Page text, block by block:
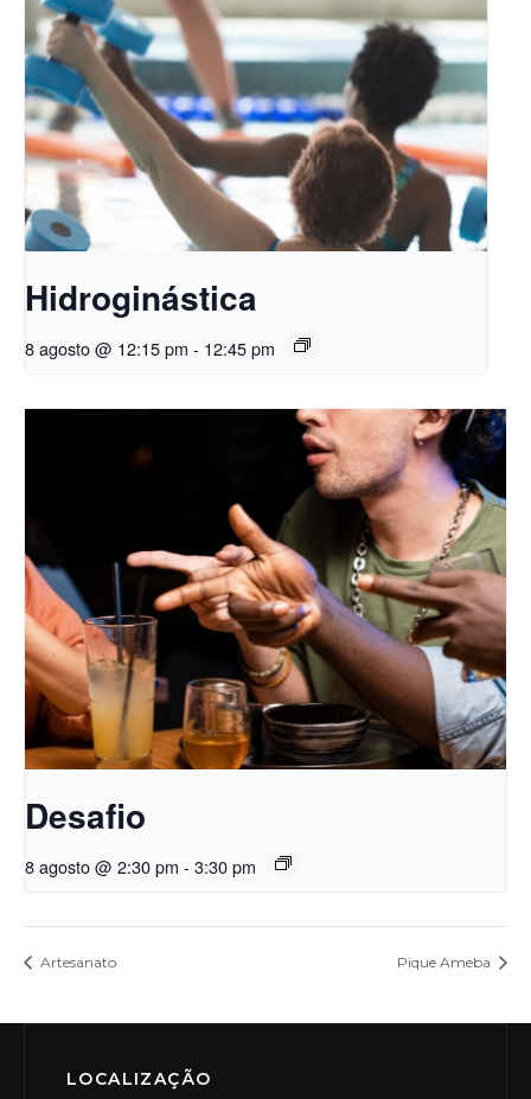
Hidroginástica
8 agosto @ 12:15 pm - 12:45 pm
Desafio
8 agosto @ 2:30 pm - 3:30 pm
Artesanato Pique Ameba
LOCALIZAÇÃO